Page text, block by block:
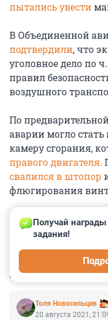
пытались увести
В Объединенной
подтвердили, что
уголовное дело по
правил
воздушного
По
аварии могло
камеру сгорания,
правого двигателя.
свалился в штопор
флюгирования
КОММЕНТАРИИ 6
Толя Новосельцев
Получай
задания!
20 августа 2021,